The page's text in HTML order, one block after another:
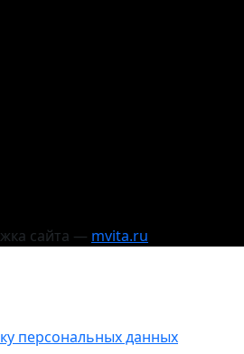
сайта — mvita.ru
персональных данных